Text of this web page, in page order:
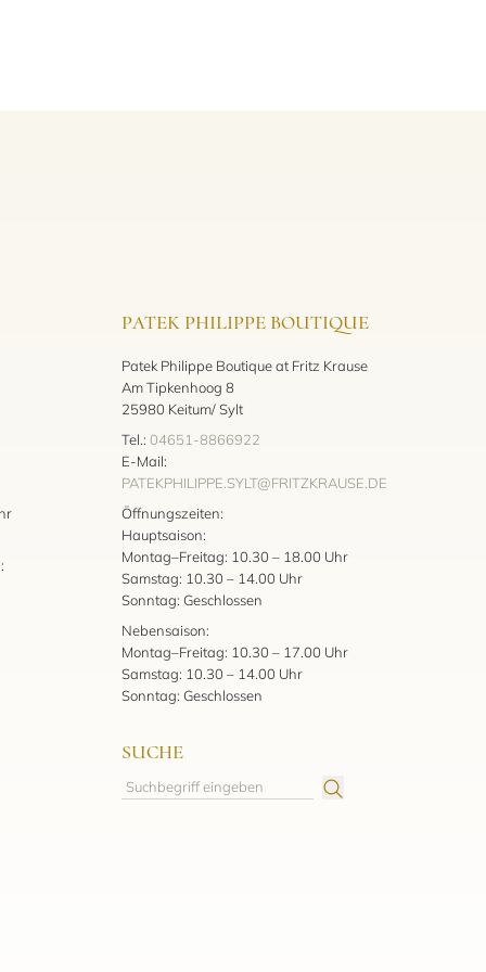
PATEK PHILIPPE BOUTIQUE
Patek Philippe Boutique at Fritz Krause
Am Tipkenhoog 8
25980 Keitum/ Sylt
Tel.: 04651-8866922
E-Mail:
PATEKPHILIPPE.SYLT@FRITZKRAUSE.DE
Öffnungszeiten:
Hauptsaison:
Montag–Freitag: 10.30 – 18.00 Uhr
Samstag: 10.30 – 14.00 Uhr
Sonntag: Geschlossen
Nebensaison:
Montag–Freitag: 10.30 – 17.00 Uhr
Samstag: 10.30 – 14.00 Uhr
Sonntag: Geschlossen
SUCHE